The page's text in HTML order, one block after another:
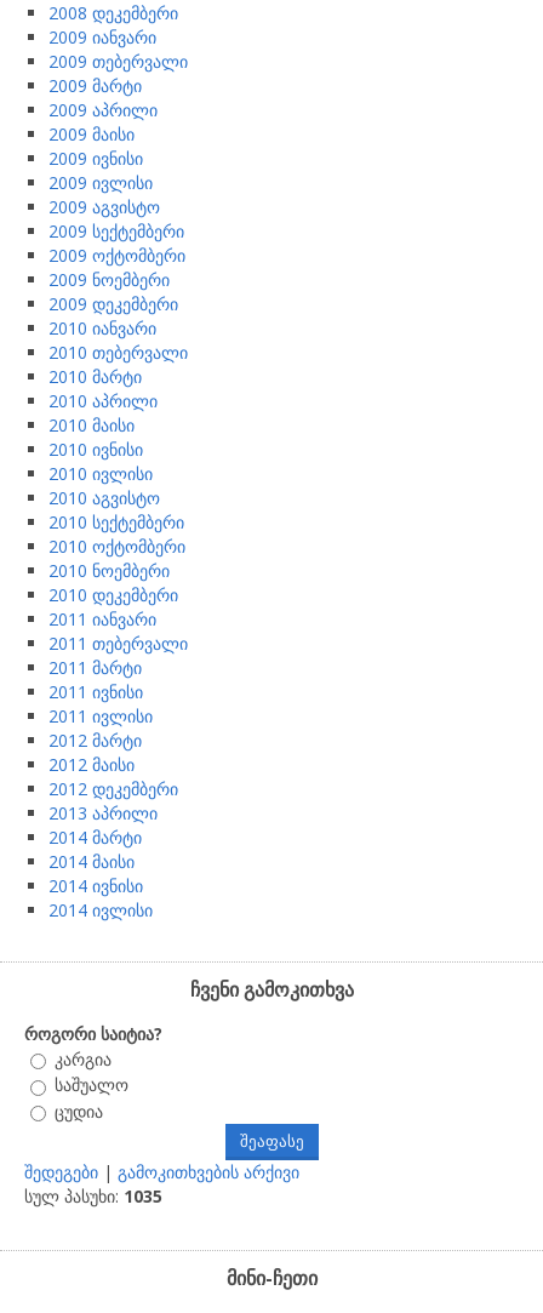
2008 დეკემბერი
2009 იანვარი
2009 თებერვალი
2009 მარტი
2009 აპრილი
2009 მაისი
2009 ივნისი
2009 ივლისი
2009 აგვისტო
2009 სექტემბერი
2009 ოქტომბერი
2009 ნოემბერი
2009 დეკემბერი
2010 იანვარი
2010 თებერვალი
2010 მარტი
2010 აპრილი
2010 მაისი
2010 ივნისი
2010 ივლისი
2010 აგვისტო
2010 სექტემბერი
2010 ოქტომბერი
2010 ნოემბერი
2010 დეკემბერი
2011 იანვარი
2011 თებერვალი
2011 მარტი
2011 ივნისი
2011 ივლისი
2012 მარტი
2012 მაისი
2012 დეკემბერი
2013 აპრილი
2014 მარტი
2014 მაისი
2014 ივნისი
2014 ივლისი
ჩვენი გამოკითხვა
როგორი საიტია?
კარგია
საშუალო
ცუდია
შედეგები | გამოკითხვების არქივი
სულ პასუხი: 1035
მინი-ჩეთი